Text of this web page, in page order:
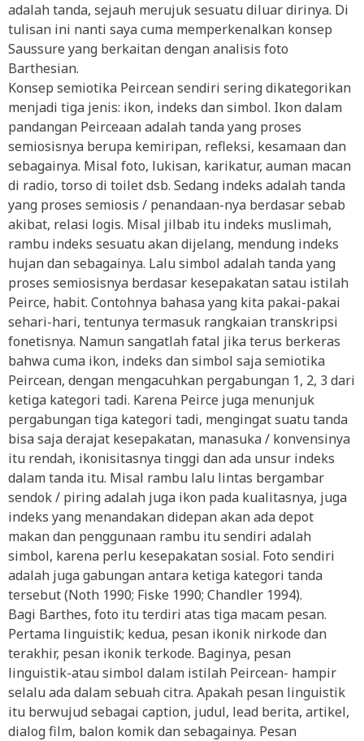
adalah tanda, sejauh merujuk sesuatu diluar dirinya. Di
tulisan ini nanti saya cuma memperkenalkan konsep
Saussure yang berkaitan dengan analisis foto
Barthesian.
Konsep semiotika Peircean sendiri sering dikategorikan
menjadi tiga jenis: ikon, indeks dan simbol. Ikon dalam
pandangan Peirceaan adalah tanda yang proses
semiosisnya berupa kemiripan, refleksi, kesamaan dan
sebagainya. Misal foto, lukisan, karikatur, auman macan
di radio, torso di toilet dsb. Sedang indeks adalah tanda
yang proses semiosis / penandaan-nya berdasar sebab
akibat, relasi logis. Misal jilbab itu indeks muslimah,
rambu indeks sesuatu akan dijelang, mendung indeks
hujan dan sebagainya. Lalu simbol adalah tanda yang
proses semiosisnya berdasar kesepakatan satau istilah
Peirce, habit. Contohnya bahasa yang kita pakai-pakai
sehari-hari, tentunya termasuk rangkaian transkripsi
fonetisnya. Namun sangatlah fatal jika terus berkeras
bahwa cuma ikon, indeks dan simbol saja semiotika
Peircean, dengan mengacuhkan pergabungan 1, 2, 3 dari
ketiga kategori tadi. Karena Peirce juga menunjuk
pergabungan tiga kategori tadi, mengingat suatu tanda
bisa saja derajat kesepakatan, manasuka / konvensinya
itu rendah, ikonisitasnya tinggi dan ada unsur indeks
dalam tanda itu. Misal rambu lalu lintas bergambar
sendok / piring adalah juga ikon pada kualitasnya, juga
indeks yang menandakan didepan akan ada depot
makan dan penggunaan rambu itu sendiri adalah
simbol, karena perlu kesepakatan sosial. Foto sendiri
adalah juga gabungan antara ketiga kategori tanda
tersebut (Noth 1990; Fiske 1990; Chandler 1994).
Bagi Barthes, foto itu terdiri atas tiga macam pesan.
Pertama linguistik; kedua, pesan ikonik nirkode dan
terakhir, pesan ikonik terkode. Baginya, pesan
linguistik-atau simbol dalam istilah Peircean- hampir
selalu ada dalam sebuah citra. Apakah pesan linguistik
itu berwujud sebagai caption, judul, lead berita, artikel,
dialog film, balon komik dan sebagainya. Pesan